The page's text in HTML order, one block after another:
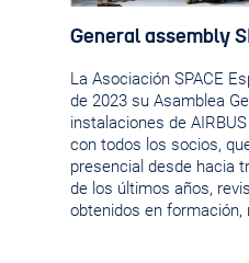
General assembly
La Asociación SPACE
de 2023 su Asamblea
instalaciones de
con todos los socios,
presencial desde hacia
de los últimos años,
obtenidos en formación,